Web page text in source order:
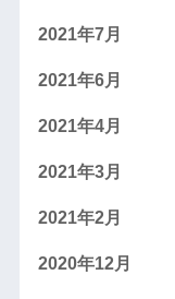
2021年7月
2021年6月
2021年4月
2021年3月
2021年2月
2020年12月